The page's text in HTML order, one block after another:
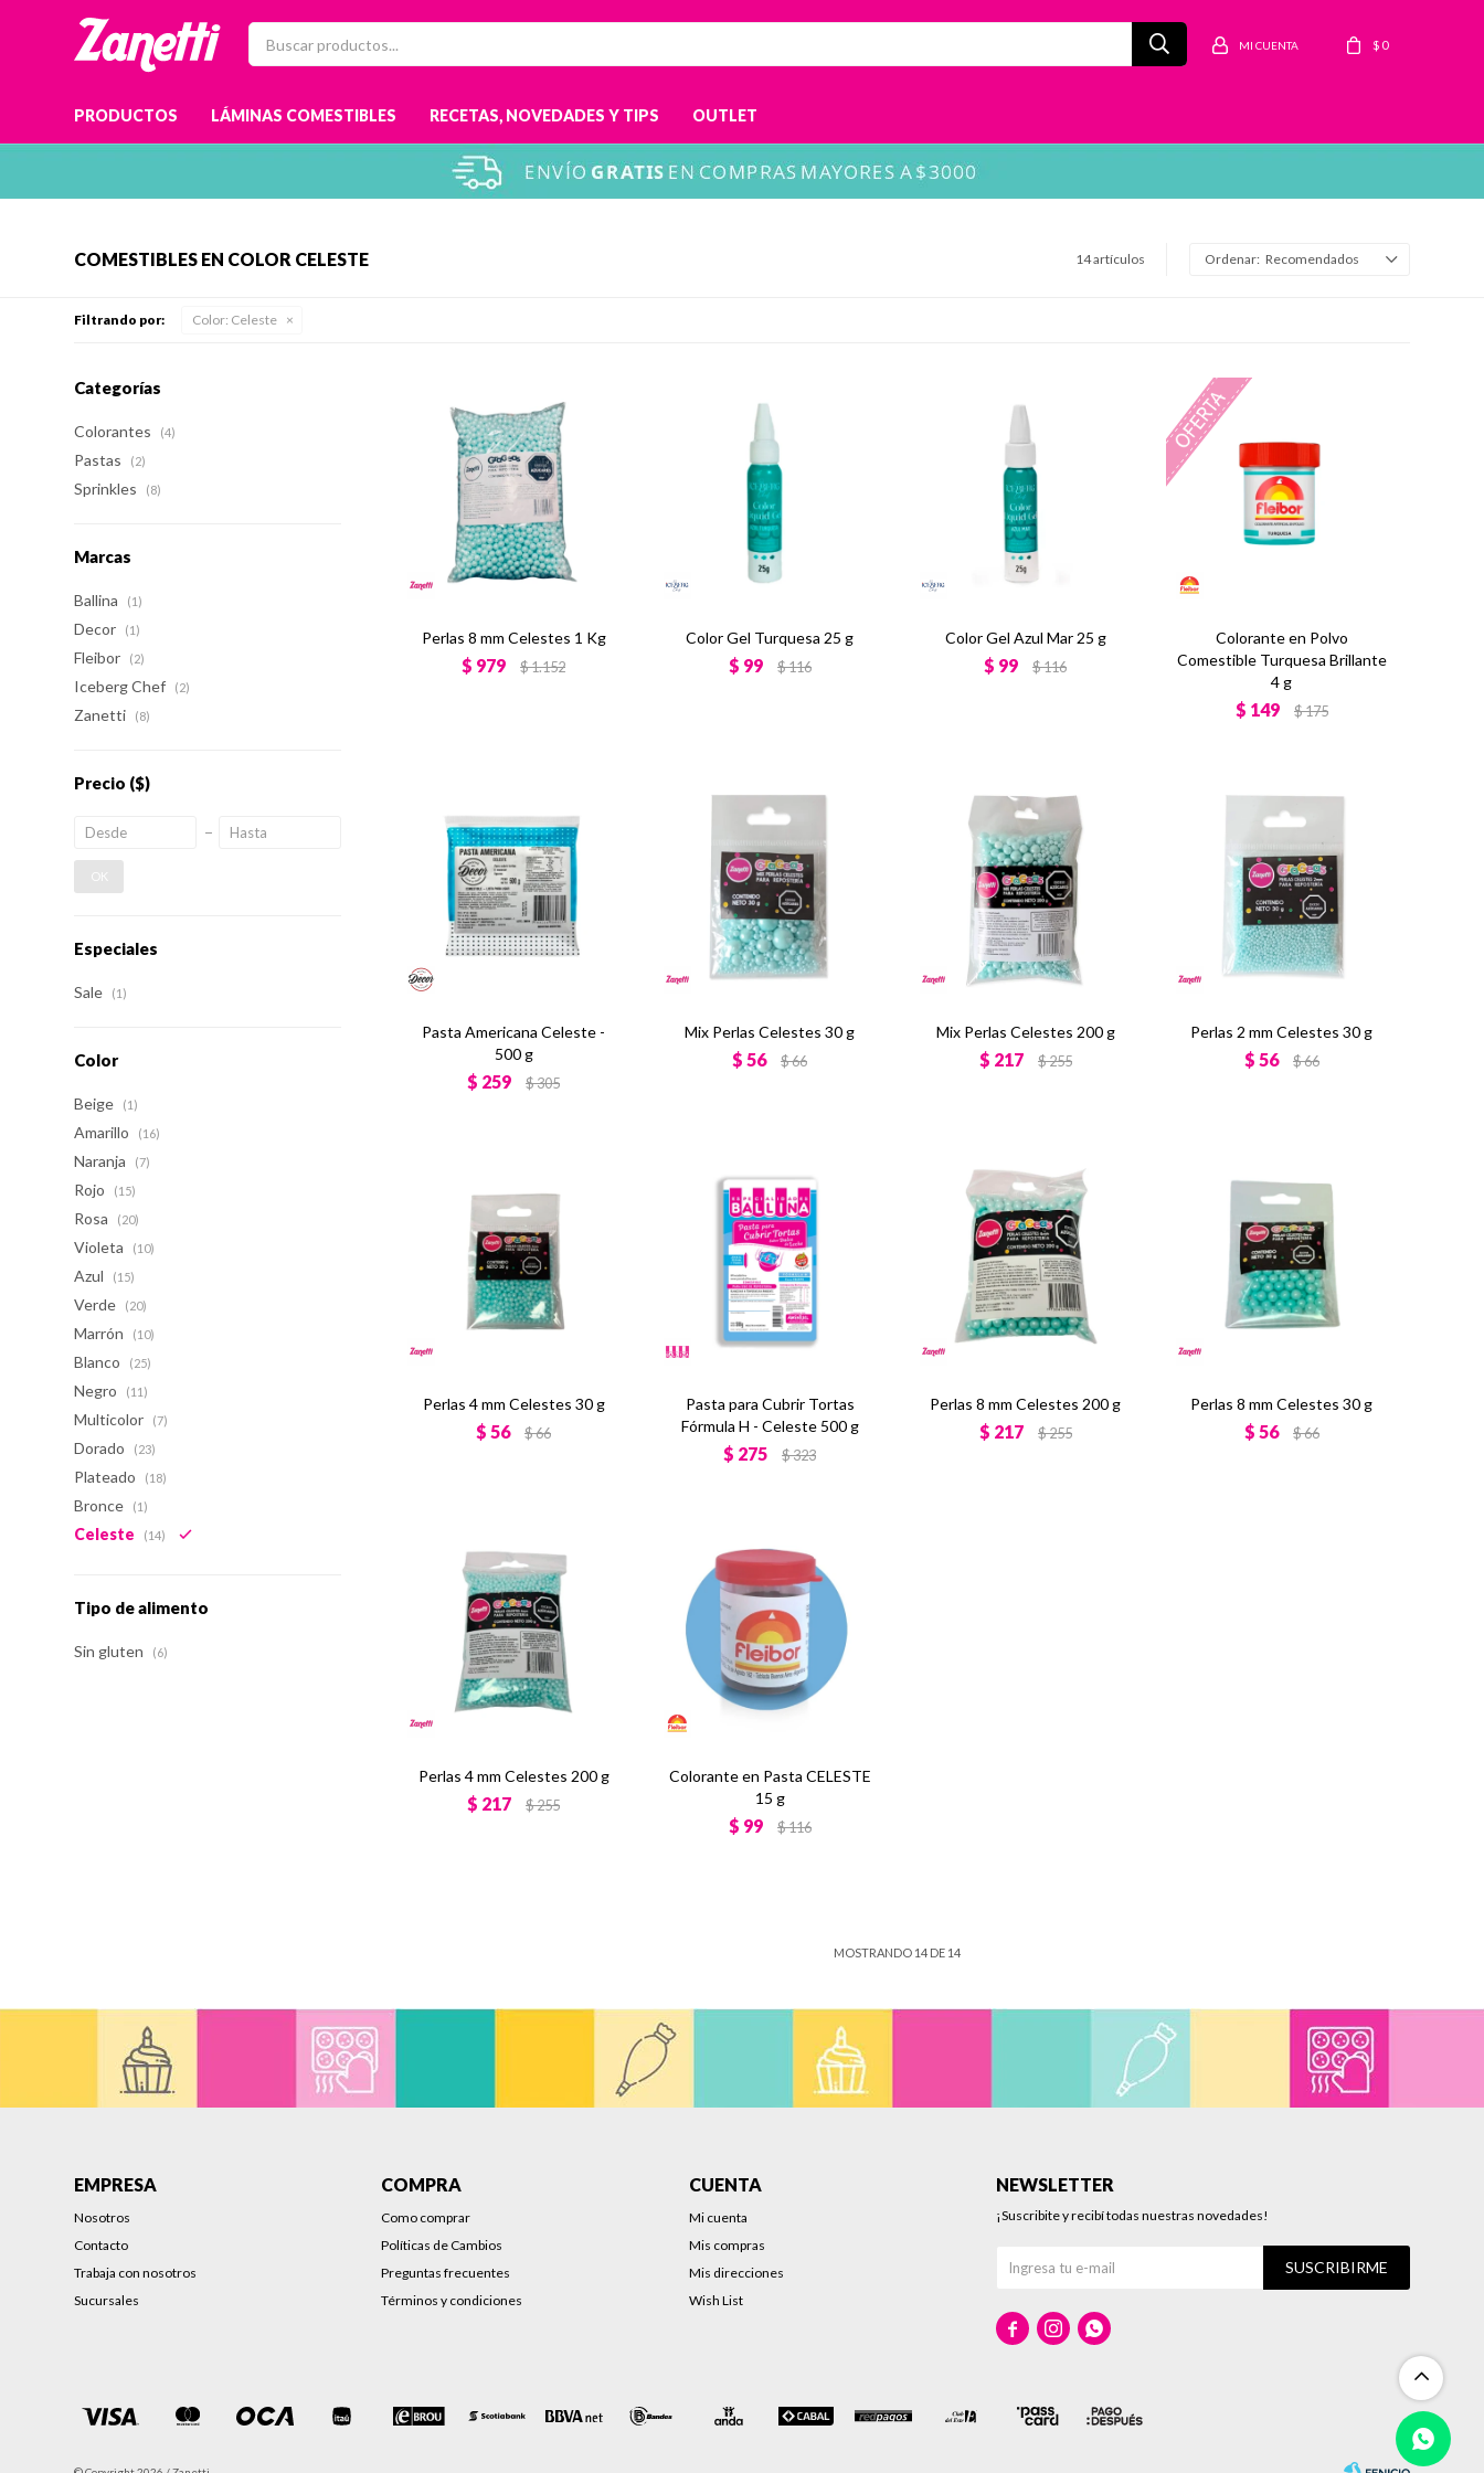
PRODUCTOS LÁMINAS COMESTIBLES RECETAS, NOVEDADES Y TIPS OUTLET
$ 0
COMESTIBLES EN COLOR CELESTE 14 artículos Recomendados
Filtrando por: Color: Celeste
Perlas 8 mm Celestes 1 Kg
$ 979 $1.152
Color Gel Turquesa 25 g
$ 99 $116
Color Gel Azul Mar 25 g
$ 99 $116
Colorante en Polvo
Comestible Turquesa Brillante
4 g
$ 149 $175
Pasta Americana Celeste -
500 g
$ 259 $305
Mix Perlas Celestes 30 g
$ 56 $66
Mix Perlas Celestes 200 g
$ 217 $255
Perlas 2 mm Celestes 30 g
$ 56 $66
Perlas 4 mm Celestes 30 g
$ 56 $66
Pasta para Cubrir Tortas
Fórmula H - Celeste 500 g
$ 275 $323
Perlas 8 mm Celestes 200 g
$ 217 $255
Perlas 8 mm Celestes 30 g
$ 56 $66
Perlas 4 mm Celestes 200 g
$ 217 $255
Colorante en Pasta CELESTE
15 g
$ 99 $116
MOSTRANDO 14 DE 14
Categorías
Colorantes (4)
Pastas (2)
Sprinkles (8)
Marcas
Ballina (1)
Decor (1)
Fleibor (2)
Iceberg Chef (2)
Zanetti (8)
Precio ($)
OK
Especiales
Sale (1)
Color
Beige (1)
Amarillo (16)
Naranja (7)
Rojo (15)
Rosa (20)
Violeta (10)
Azul (15)
Verde (20)
Marrón (10)
Blanco (25)
Negro (11)
Multicolor (7)
Dorado (23)
Plateado (18)
Bronce (1)
Celeste (14)
Tipo de alimento
Sin gluten (6)
EMPRESA
Nosotros
Contacto
Trabaja con nosotros
Sucursales
COMPRA
Como comprar
Políticas de Cambios
Preguntas frecuentes
Términos y condiciones
CUENTA
Mi cuenta
Mis compras
Mis direcciones
Wish List
NEWSLETTER
¡Suscribite y recibí todas nuestras novedades!
SUSCRIBIRME
  